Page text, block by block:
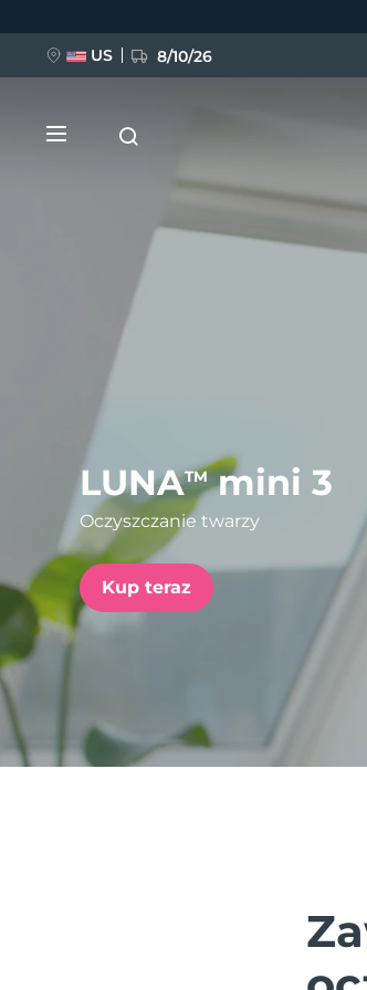
LUNATMmini 3
Oczyszczanie twarzy
Kup teraz
US 8/10/26
NOWOŚĆ
issa™ Teeth Whitening Set
POPULARNY